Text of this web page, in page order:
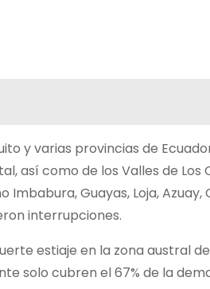
y varias provincias de
así como de los Valles de
Guayas, Loja, Azuay,
interrupciones.
estiaje en la zona austral
solo cubren el 67% de la